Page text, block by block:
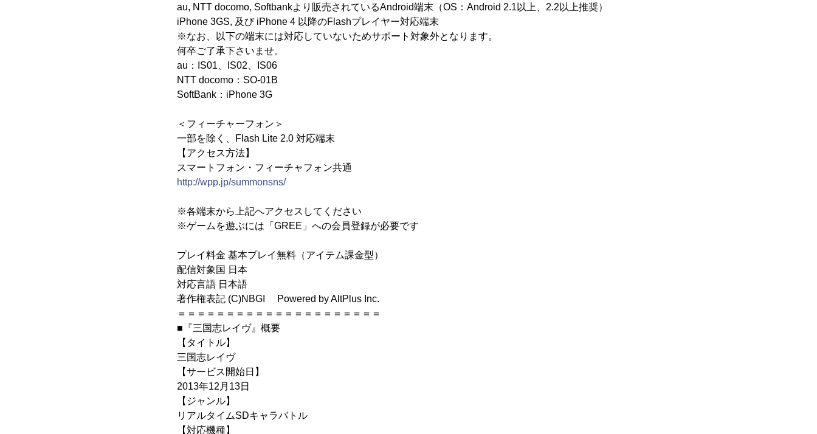
au, NTT docomo, Softbankより販売されているAndroid端末（OS：Android 2.1以上、2.2以上推奨）
iPhone 3GS, 及び iPhone 4 以降のFlashプレイヤー対応端末
※なお、以下の端末には対応していないためサポート対象外となります。
何卒ご了承下さいませ。
au：IS01、IS02、IS06
NTT docomo：SO-01B
SoftBank：iPhone 3G
＜フィーチャーフォン＞
一部を除く、Flash Lite 2.0 対応端末
【アクセス方法】
スマートフォン・フィーチャフォン共通
http://wpp.jp/summonsns/
※各端末から上記へアクセスしてください
※ゲームを遊ぶには「GREE」への会員登録が必要です
プレイ料金 基本プレイ無料（アイテム課金型）
配信対象国 日本
対応言語 日本語
著作権表記 (C)NBGI Powered by AltPlus Inc.
＝＝＝＝＝＝＝＝＝＝＝＝＝＝＝＝＝＝＝＝＝
■『三国志レイヴ』概要
【タイトル】
三国志レイヴ
【サービス開始日】
2013年12月13日
【ジャンル】
リアルタイムSDキャラバトル
【対応機種】